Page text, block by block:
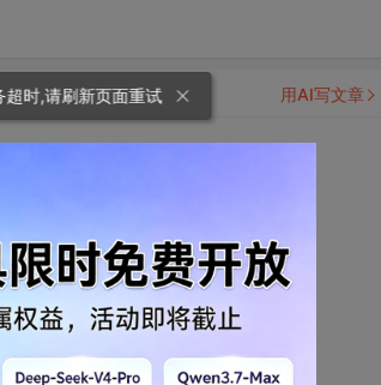
算法程序？
用AI写文章
超时,请刷新页面重试